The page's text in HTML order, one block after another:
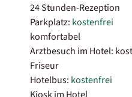
24 Stunden-Rezeption
Parkplatz: kostenfrei
komfortabel
Arztbesuch im Hotel:
Friseur
Hotelbus: kostenfrei